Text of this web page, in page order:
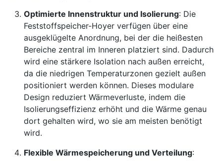
Optimierte Innenstruktur und Isolierung: Die
Feststoffspeicher-Hoyer verfügen über eine
ausgeklügelte Anordnung, bei der die heißesten
Bereiche zentral im Inneren platziert sind. Dadurch
wird eine stärkere Isolation nach außen erreicht,
da die niedrigen Temperaturzonen gezielt außen
positioniert werden können. Dieses modulare
Design reduziert Wärmeverluste, indem die
Isolierungseffizienz erhöht und die Wärme genau
dort gehalten wird, wo sie am meisten benötigt
wird.
Flexible Wärmespeicherung und Verteilung: